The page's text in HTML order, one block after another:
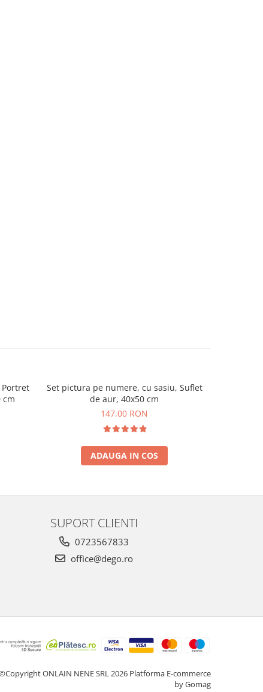
cm
Set pictura pe numere, cu sasiu, Suflet
de aur, 40x50 cm
147,00 RON
ADAUGA IN COS
SUPORT CLIENTI
0723567833
office@dego.ro
ONLAIN NENE SRL 2026 Platforma E-commerce
by Gomag